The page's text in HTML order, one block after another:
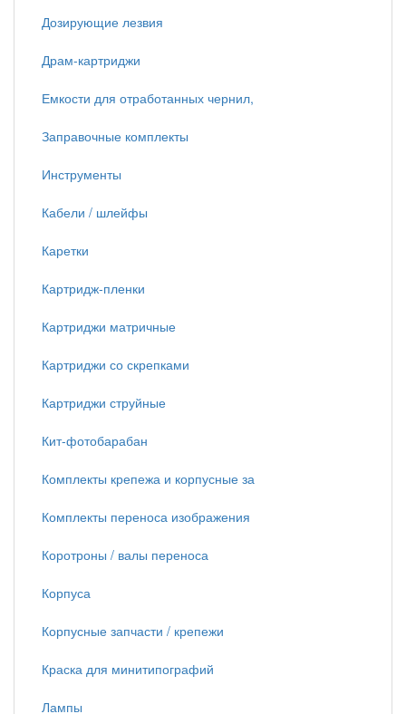
Дозирующие лезвия
Драм-картриджи
Емкости для отработанных чернил,
Заправочные комплекты
Инструменты
Кабели / шлейфы
Каретки
Картридж-пленки
Картриджи матричные
Картриджи со скрепками
Картриджи струйные
Кит-фотобарабан
Комплекты крепежа и корпусные за
Комплекты переноса изображения
Коротроны / валы переноса
Корпуса
Корпусные запчасти / крепежи
Краска для минитипографий
Лампы